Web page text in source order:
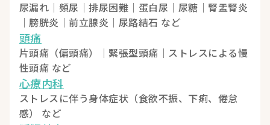
尿漏れ｜頻尿｜排尿困難｜蛋白尿｜尿糖｜腎盂腎炎
｜膀胱炎｜前立腺炎｜尿路結石 など
頭痛
片頭痛（偏頭痛）｜緊張型頭痛｜ストレスによる慢
性頭痛 など
心療内科
ストレスに伴う身体症状（食欲不振、下痢、倦怠
感） など